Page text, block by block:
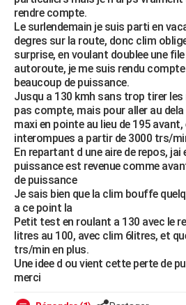
Art de vivre
Bien-être
Loisirs
Mode
Modes de vie
SANTE
Alimentation
Guide de la santé
Maladies
Médicaments
Sommeil
VOYAGE
Destinations
City break
Voyage nature
Voyage de noces
Forum
Climat
+PHOTO
GUIDES D'ACHAT
BONS PLANS
CARTE DE VOEUX
Carte de Noël
Carte Bonne année
Carte Saint-Valentin
Carte Pâques
Carte d'anniversaire
DICTIONNAIRE
Dictionnaire
Biographies
Citations
Expressions
Proverbes
PROGRAMME TV
COPAINS D'AVANT
S'inscrire
Se connecter
Lycées
Collèges
Primaires
Universités
Entreprises
Service militaire
Avis de recherche
AVIS DE DÉCÈS
FORUM
rendre compte.
Le surlendemain je suis parti en
degres sur la route, donc clim
surprise, en voulant doublee une
autoroute, je me suis rendu
beaucoup de puissance.
Jusqu a 130 kmh sans trop tirer
pas compte, mais pour aller au dela
maxi en pointe au lieu de 195
interompues a partir de 3000 trs/
En repartant d une aire de repos, jai
puissance est revenue comme
de puissance
Je sais bien que la clim bouffe
a ce point la
Petit test en roulant a 130 avec le
litres au 100, avec clim 6litres, et
trs/min en plus.
Une idee d ou vient cette perte de
merci